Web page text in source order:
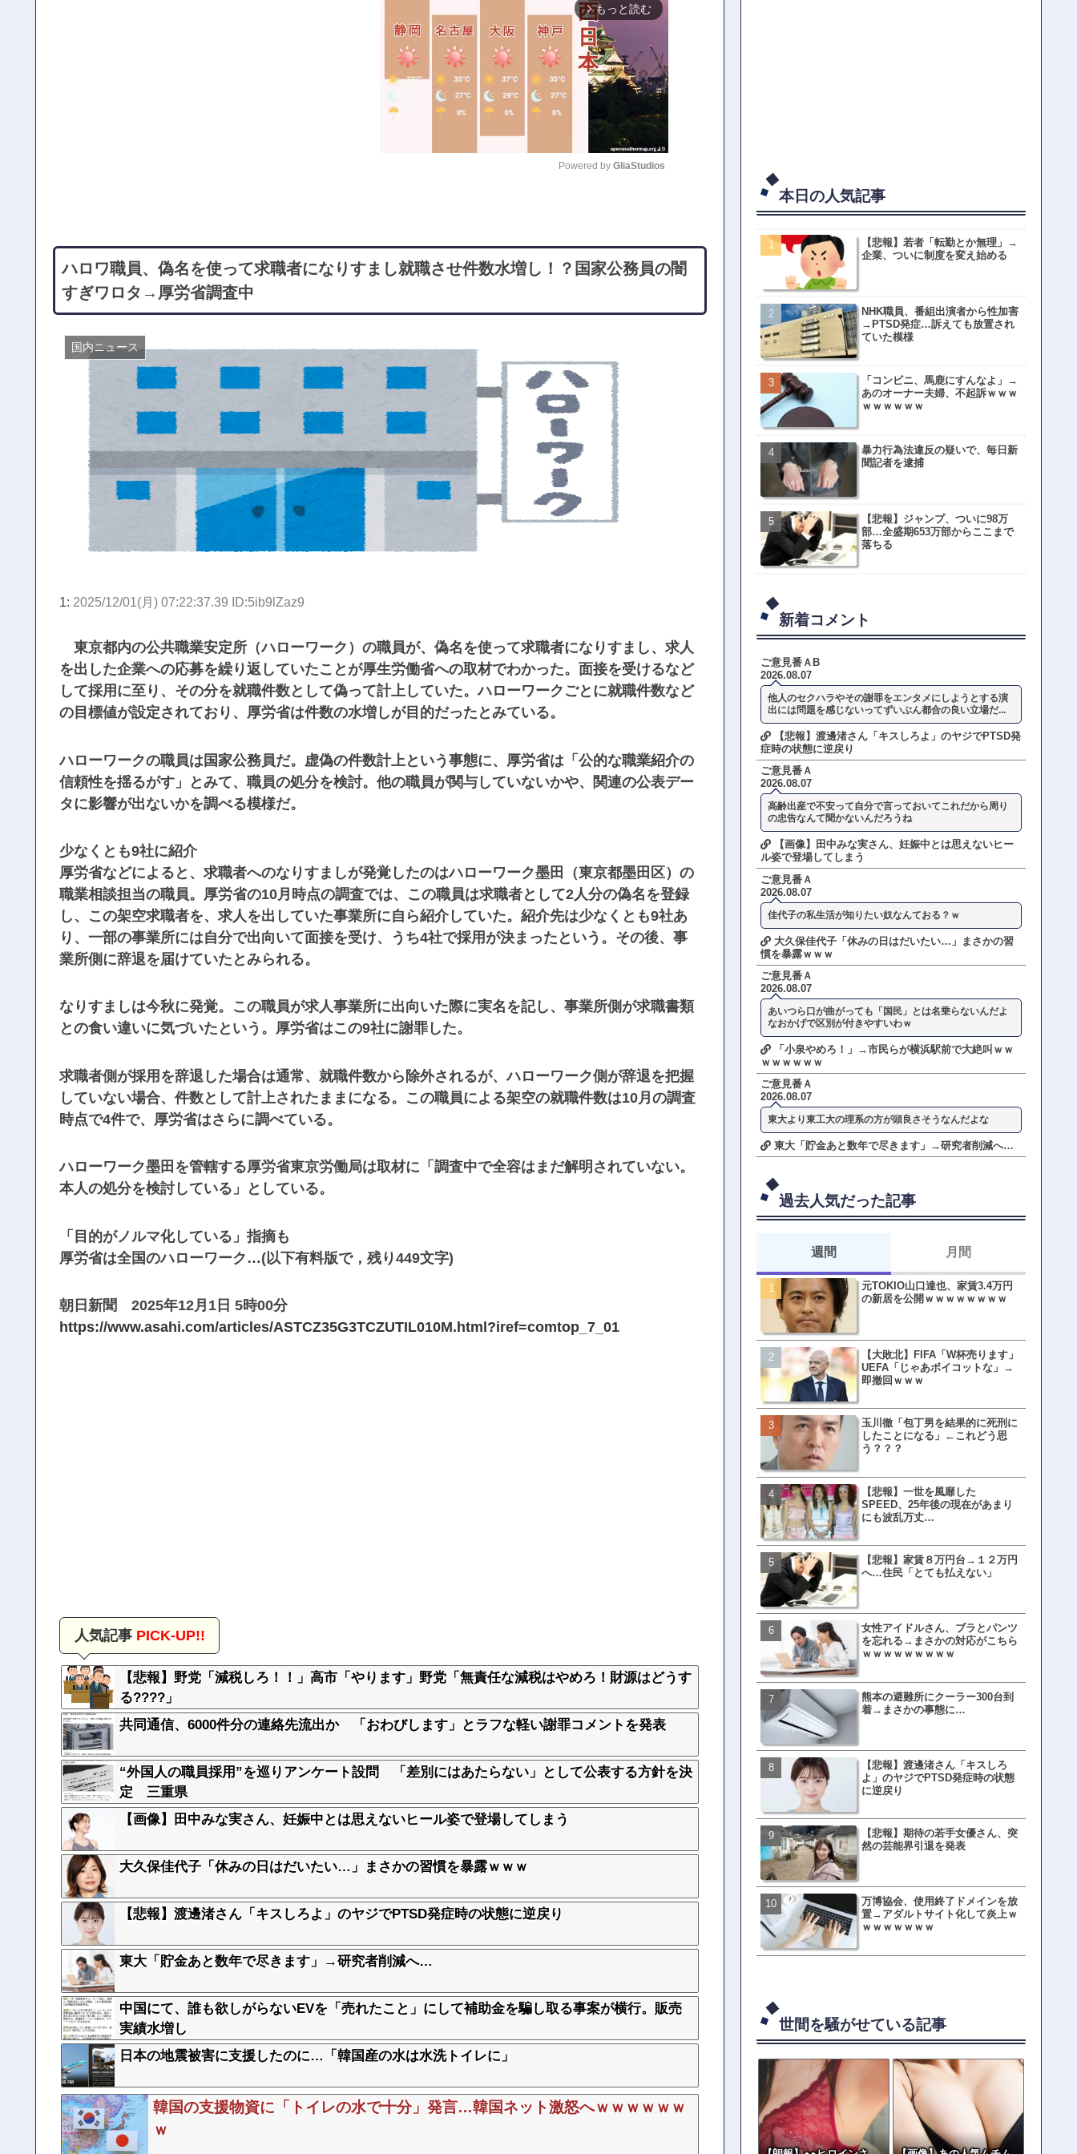
arrow_forward_ios もっと読む
e
Powered by GliaStudios
ハロワ職員、偽名を使って求職者になりすまし就職させ件数水増し！？国家公務員の闇
すぎワロタ→厚労省調査中
国内ニュース
1: 2025/12/01(月) 07:22:37.39 ID:5ib9lZaz9
東京都内の公共職業安定所（ハローワーク）の職員が、偽名を使って求職者になりすまし、求人
を出した企業への応募を繰り返していたことが厚生労働省への取材でわかった。面接を受けるなど
して採用に至り、その分を就職件数として偽って計上していた。ハローワークごとに就職件数など
の目標値が設定されており、厚労省は件数の水増しが目的だったとみている。
ハローワークの職員は国家公務員だ。虚偽の件数計上という事態に、厚労省は「公的な職業紹介の
信頼性を揺るがす」とみて、職員の処分を検討。他の職員が関与していないかや、関連の公表デー
タに影響が出ないかを調べる模様だ。
少なくとも9社に紹介
厚労省などによると、求職者へのなりすましが発覚したのはハローワーク墨田（東京都墨田区）の
職業相談担当の職員。厚労省の10月時点の調査では、この職員は求職者として2人分の偽名を登録
し、この架空求職者を、求人を出していた事業所に自ら紹介していた。紹介先は少なくとも9社あ
り、一部の事業所には自分で出向いて面接を受け、うち4社で採用が決まったという。その後、事
業所側に辞退を届けていたとみられる。
なりすましは今秋に発覚。この職員が求人事業所に出向いた際に実名を記し、事業所側が求職書類
との食い違いに気づいたという。厚労省はこの9社に謝罪した。
求職者側が採用を辞退した場合は通常、就職件数から除外されるが、ハローワーク側が辞退を把握
していない場合、件数として計上されたままになる。この職員による架空の就職件数は10月の調査
時点で4件で、厚労省はさらに調べている。
ハローワーク墨田を管轄する厚労省東京労働局は取材に「調査中で全容はまだ解明されていない。
本人の処分を検討している」としている。
「目的がノルマ化している」指摘も
厚労省は全国のハローワーク…(以下有料版で，残り449文字)
朝日新聞 2025年12月1日 5時00分
https://www.asahi.com/articles/ASTCZ35G3TCZUTIL010M.html?iref=comtop_7_01
人気記事PICK-UP!!
【悲報】野党「減税しろ！！」高市「やります」野党「無責任な減税はやめろ！財源はどうす
る????」
共同通信、6000件分の連絡先流出か 「おわびします」とラフな軽い謝罪コメントを発表
“外国人の職員採用”を巡りアンケート設問 「差別にはあたらない」として公表する方針を決
定 三重県
【画像】田中みな実さん、妊娠中とは思えないヒール姿で登場してしまう
大久保佳代子「休みの日はだいたい…」まさかの習慣を暴露ｗｗｗ
【悲報】渡邊渚さん「キスしろよ」のヤジでPTSD発症時の状態に逆戻り
東大「貯金あと数年で尽きます」→研究者削減へ…
中国にて、誰も欲しがらないEVを「売れたこと」にして補助金を騙し取る事案が横行。販売
実績水増し
日本の地震被害に支援したのに…「韓国産の水は水洗トイレに」
韓国の支援物資に「トイレの水で十分」発言…韓国ネット激怒へｗｗｗｗｗｗ
ｗ
本日の人気記事
【悲報】若者「転勤とか無理」→
企業、ついに制度を変え始める
NHK職員、番組出演者から性加害
→PTSD発症…訴えても放置され
ていた模様
「コンビニ、馬鹿にすんなよ」→
あのオーナー夫婦、不起訴ｗｗｗ
ｗｗｗｗｗｗ
暴力行為法違反の疑いで、毎日新
聞記者を逮捕
【悲報】ジャンプ、ついに98万
部…全盛期653万部からここまで
落ちる
新着コメント
ご意見番ＡB
2026.08.07
他人のセクハラやその謝罪をエンタメにしようとする演
出には問題を感じないってずいぶん都合の良い立場だ...
【悲報】渡邊渚さん「キスしろよ」のヤジでPTSD発
症時の状態に逆戻り
ご意見番Ａ
2026.08.07
高齢出産で不安って自分で言っておいてこれだから周り
の忠告なんて聞かないんだろうね
【画像】田中みな実さん、妊娠中とは思えないヒー
ル姿で登場してしまう
ご意見番Ａ
2026.08.07
佳代子の私生活が知りたい奴なんておる？ｗ
大久保佳代子「休みの日はだいたい…」まさかの習
慣を暴露ｗｗｗ
ご意見番Ａ
2026.08.07
あいつら口が曲がっても「国民」とは名乗らないんだよ
なおかげで区別が付きやすいわｗ
「小泉やめろ！」→市民らが横浜駅前で大絶叫ｗｗ
ｗｗｗｗｗｗ
ご意見番Ａ
2026.08.07
東大より東工大の理系の方が頭良さそうなんだよな
東大「貯金あと数年で尽きます」→研究者削減へ…
過去人気だった記事
週間
元TOKIO山口達也、家賃3.4万円
の新居を公開ｗｗｗｗｗｗｗｗ
【大敗北】FIFA「W杯売ります」
UEFA「じゃあボイコットな」→
即撤回ｗｗｗ
玉川徹「包丁男を結果的に死刑に
したことになる」←これどう思
う？？？
【悲報】一世を風靡した
SPEED、25年後の現在があまり
にも波乱万丈…
【悲報】家賃８万円台→１２万円
へ…住民「とても払えない」
女性アイドルさん、ブラとパンツ
を忘れる→まさかの対応がこちら
ｗｗｗｗｗｗｗｗｗ
熊本の避難所にクーラー300台到
着→まさかの事態に…
【悲報】渡邊渚さん「キスしろ
よ」のヤジでPTSD発症時の状態
に逆戻り
【悲報】期待の若手女優さん、突
然の芸能界引退を発表
万博協会、使用終了ドメインを放
置→アダルトサイト化して炎上ｗ
ｗｗｗｗｗｗｗ
月間
【悲報】東京着く前にHP尽
方民ｗｗｗ移動だけで瀕死
【ファーw】水着女子さん
オッサン盗撮してる…通報
皇族確保策、天皇陛下の一
界ピリつくｗｗｗ
文春、沖縄問題の"触れては
ない話"を暴露してしまうｗ
ランサムウェア攻撃を受け
レイ、わずか10日で復旧し
福岡テレビ局にとんでもな
アナが入社してしまうｗｗｗ
【衝撃】三笘が事故った時
てた車ってさ…←これw w
有吉「うまくても絶対に行
ない店」がこちら…ネット
母親「息子の借りた本が心
真をSNS投稿→司書らから
元TOKIO山口達也、家賃3.4
の新居を公開ｗｗｗｗｗｗ
世間を騒がせている記事